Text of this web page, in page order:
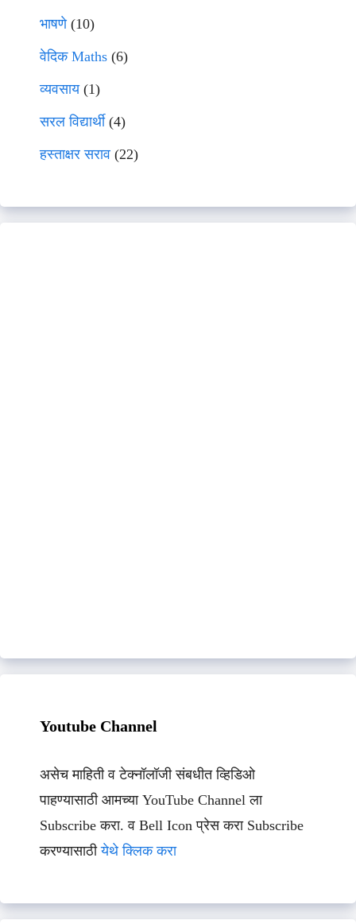
भाषणे(10)
वेदिक Maths (6)
व्यवसाय(1)
सरल विद्यार्थी(4)
हस्ताक्षर सराव (22)
Youtube Channel
असेच माहिती व टेक्नॉलॉजी संबधीत व्हिडिओ
पाहण्यासाठी आमच्या YouTube Channel ला
Subscribe करा. व Bell Icon प्रेस करा Subscribe
करण्यासाठीयेथे क्लिक करा